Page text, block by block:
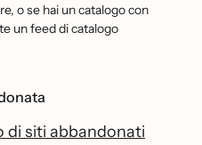
o se hai un catalogo con
un feed di catalogo
di siti abbandonati